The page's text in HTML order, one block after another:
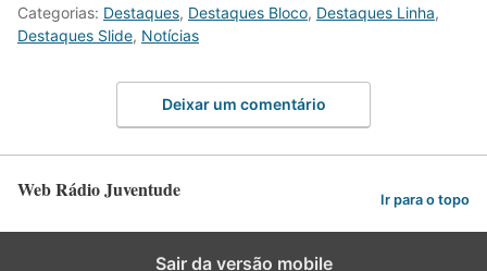
Categorias: Destaques, Destaques Bloco, Destaques Linha,
Destaques Slide, Notícias
Deixar um comentário
Web Rádio Juventude Ir para o topo
Sair da versão mobile